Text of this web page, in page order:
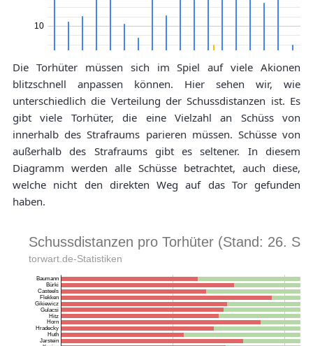
Die Torhüter müssen sich im Spiel auf viele Akionen
blitzschnell anpassen können. Hier sehen wir, wie
unterschiedlich die Verteilung der Schussdistanzen ist. Es
gibt viele Torhüter, die eine Vielzahl an Schüss von
innerhalb des Strafraums parieren müssen. Schüsse von
außerhalb des Strafraums gibt es seltener. In diesem
Diagramm werden alle Schüsse betrachtet, auch diese,
welche nicht den direkten Weg auf das Tor gefunden
haben.